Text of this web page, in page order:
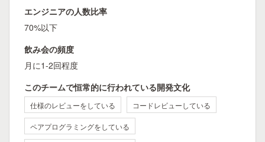
エンジニアの人数比率
70%以下
飲み会の頻度
月に1-2回程度
このチームで恒常的に行われている開発文化
仕様のレビューをしている コードレビューしている
ペアプログラミングをしている